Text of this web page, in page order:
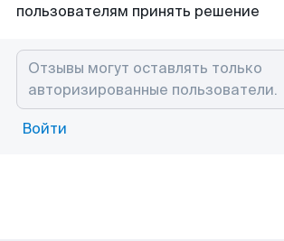
пользователям принять решение
Войти